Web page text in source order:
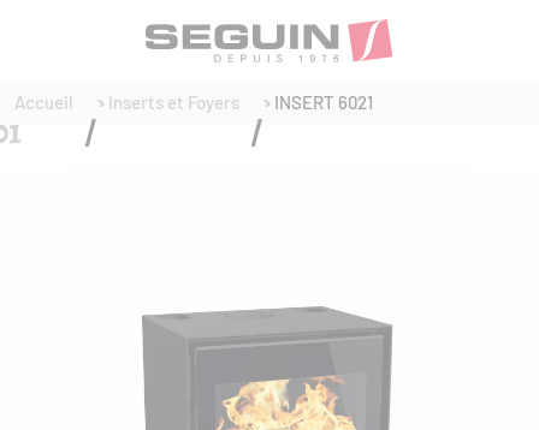
Accueil Inserts et Foyers INSERT 6021